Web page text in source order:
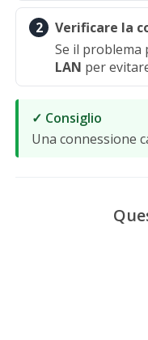
2
Verificare la
Se il problema
LAN per
✓ Consiglio
Una connessione